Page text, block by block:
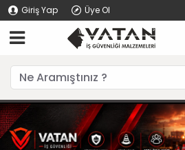
Giriş Yap Üye Ol